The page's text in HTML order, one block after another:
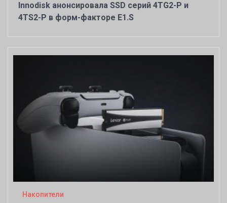
Innodisk анонсировала SSD серий 4TG2-P и
4TS2-P в форм-факторе E1.S
Накопители